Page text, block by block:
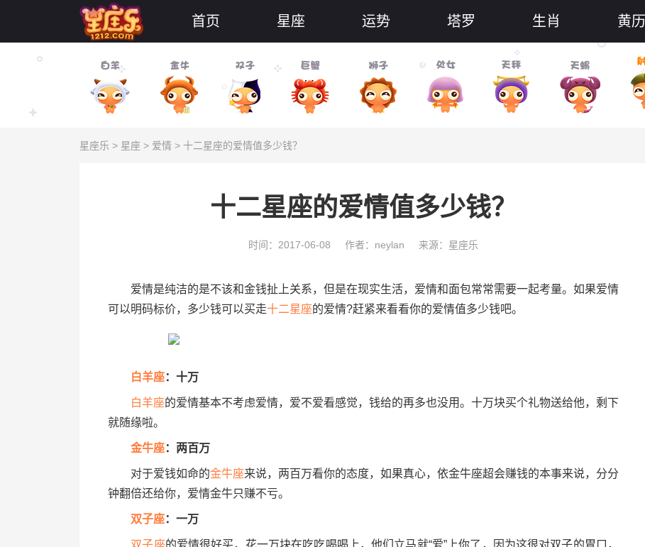
首页 星座 运势 塔罗 生肖 黄历
星座乐 > 星座 > 爱情 > 十二星座的爱情值多少钱？
十二星座的爱情值多少钱？
时间：2017-06-08 作者：neylan 来源：星座乐
爱情是纯洁的是不该和金钱扯上关系，但是在现实生活，爱情和面包常常需要一起考量。如果爱情
可以明码标价，多少钱可以买走十二星座的爱情?赶紧来看看你的爱情值多少钱吧。
白羊座：十万
白羊座的爱情基本不考虑爱情，爱不爱看感觉，钱给的再多也没用。十万块买个礼物送给他，剩下
就随缘啦。
金牛座：两百万
对于爱钱如命的金牛座来说，两百万看你的态度，如果真心，依金牛座超会赚钱的本事来说，分分
钟翻倍还给你，爱情金牛只赚不亏。
双子座：一万
双子座的爱情很好买，花一万块在吃吃喝喝上，他们立马就“爱”上你了，因为这很对双子的胃口，